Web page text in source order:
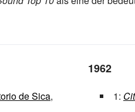
de Sica,
1962
1: